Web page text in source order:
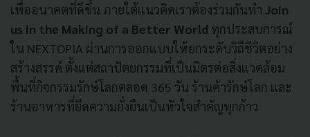
เพื่ออนาคตที่ดีขึ้น ภายใต้แนวคิดเราต้องร่วมกันทำ Join
us in the Making of a Better World ทุกประสบการณ์
ใน NEXTOPIA ผ่านการออกแบบให้ยกระดับวิถีชีวิตอย่าง
สร้างสรรค์ ตั้งแต่สถาปัตยกรรมที่เป็นมิตรต่อสิ่งแวดล้อม
พื้นที่กิจกรรมรักษ์โลกตลอด 365 วัน ร้านค้ารักษ์โลก และ
ร้านอาหารที่ยึดความยั่งยืนเป็นหัวใจสำคัญทุกก้าว